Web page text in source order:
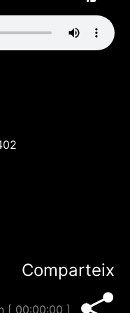
Comparteix
[ 00:00:00 ]